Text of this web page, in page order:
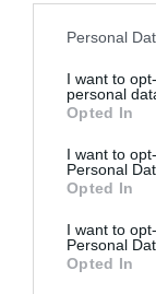
Personal
I want to
personal
Opted In
I want to
Personal
Opted In
I want to
Personal
Opted In
SUB-23
TORNEIOS 3x3